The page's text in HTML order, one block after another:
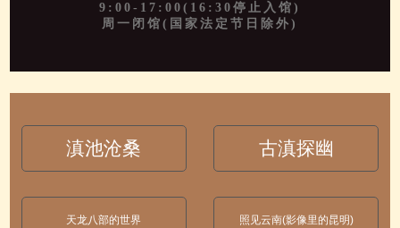
9:00-17:00(16:30停止入馆)
周一闭馆(国家法定节日除外)
滇池沧桑 古滇探幽
天龙八部的世界 照见云南(影像里的昆明)